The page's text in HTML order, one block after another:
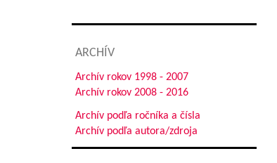
ARCHÍV
Archív rokov 1998 - 2007
Archív rokov 2008 - 2016
Archív podľa ročníka a čísla
Archív podľa autora/zdroja